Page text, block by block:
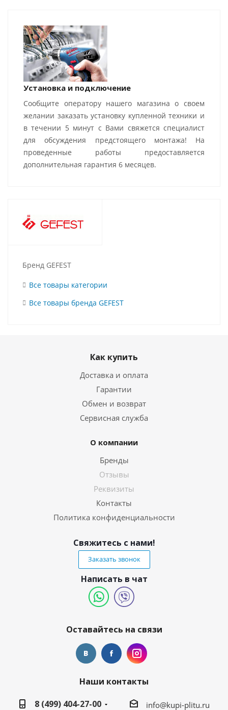
Установка и подключение
Сообщите оператору нашего магазина о своем
желании заказать установку купленной техники и
в течении 5 минут с Вами свяжется специалист
для обсуждения предстоящего монтажа! На
проведенные работы предоставляется
дополнительная гарантия 6 месяцев.
Бренд GEFEST
Все товары категории
Все товары бренда GEFEST
Как купить
Доставка и оплата
Гарантии
Обмен и возврат
Сервисная служба
О компании
Бренды
Отзывы
Реквизиты
Контакты
Политика конфиденциальности
Свяжитесь с нами!
Заказать звонок
Написать в чат
Оставайтесь на связи
Наши контакты
8 (499) 404-27-00
info@kupi-plitu.ru